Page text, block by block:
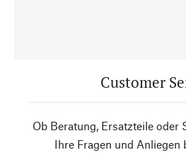
Customer
Ob Beratung, Ersatzteile oder
Ihre Fragen und Anliegen